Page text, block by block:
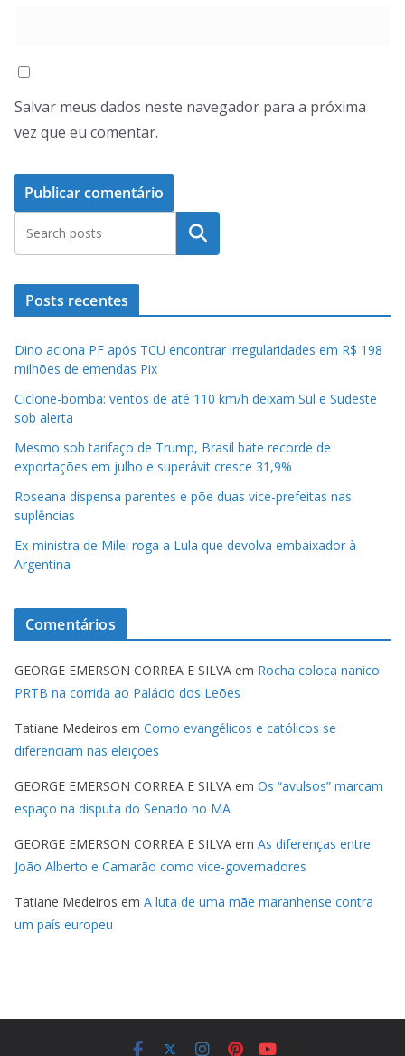
Salvar meus dados neste navegador para a próxima
vez que eu comentar.
Pesquisar
Posts recentes
Dino aciona PF após TCU encontrar irregularidades em R$ 198
milhões de emendas Pix
Ciclone-bomba: ventos de até 110 km/h deixam Sul e Sudeste
sob alerta
Mesmo sob tarifaço de Trump, Brasil bate recorde de
exportações em julho e superávit cresce 31,9%
Roseana dispensa parentes e põe duas vice-prefeitas nas
suplências
Ex-ministra de Milei roga a Lula que devolva embaixador à
Argentina
Comentários
GEORGE EMERSON CORREA E SILVA em Rocha coloca nanico
PRTB na corrida ao Palácio dos Leões
Tatiane Medeiros em Como evangélicos e católicos se
diferenciam nas eleições
GEORGE EMERSON CORREA E SILVA em Os “avulsos” marcam
espaço na disputa do Senado no MA
GEORGE EMERSON CORREA E SILVA em As diferenças entre
João Alberto e Camarão como vice-governadores
Tatiane Medeiros em A luta de uma mãe maranhense contra
um país europeu